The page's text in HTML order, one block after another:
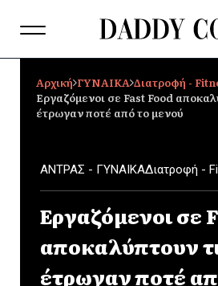
Αρχική ΓΥΝΑΙΚΑ Διατροφή -
Εργαζόμενοι σε Fast Food
έτρωγαν ποτέ από το μενού
ΑΝΤΡΑΣ - ΓΥΝΑΙΚΑΔιατροφή -
Εργαζόμενοι σε
αποκαλύπτουν
έτρωγαν ποτέ